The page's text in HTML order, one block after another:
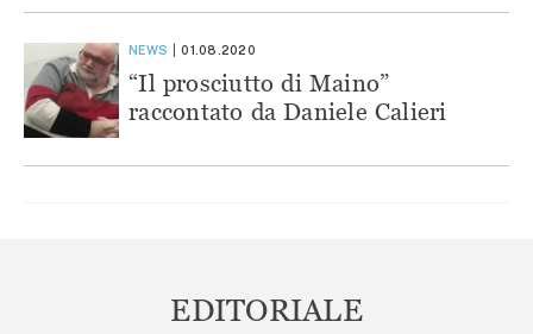
NEWS 01.08.2020
“Il prosciutto di Maino”
raccontato da Daniele Calieri
EDITORIALE